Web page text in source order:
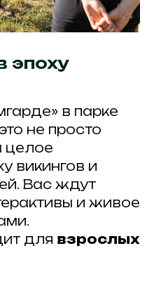
эпоху
в парке
не просто
целое
викингов и
Вас ждут
и живое
для взрослых